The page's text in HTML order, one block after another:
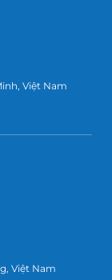
Việt Nam
Việt Nam